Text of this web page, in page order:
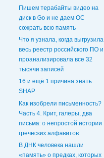
Пишем терабайты видео на
диск в Go и не даем ОС
сожрать всю память
Что я узнала, когда выгрузила
весь реестр российского ПО и
проанализировала все 32
тысячи записей
16 и ещё 1 причина знать
SHAP
Как изобрели письменность?
Часть 4. Крит, галеры, два
письма: о непростой истории
греческих алфавитов
В ДНК человека нашли
«память» о предках, которых